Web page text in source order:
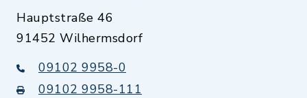
Hauptstraße 46
91452 Wilhermsdorf
09102 9958-0
09102 9958-111